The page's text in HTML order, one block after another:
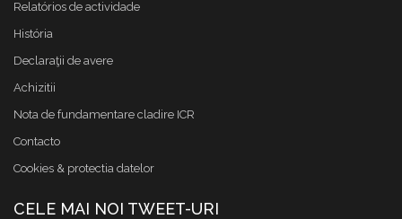
Relatórios de actividade
História
Declaraţii de avere
Achizitii
Nota de fundamentare cladire ICR
Contacto
Cookies & protectia datelor
CELE MAI NOI TWEET-URI